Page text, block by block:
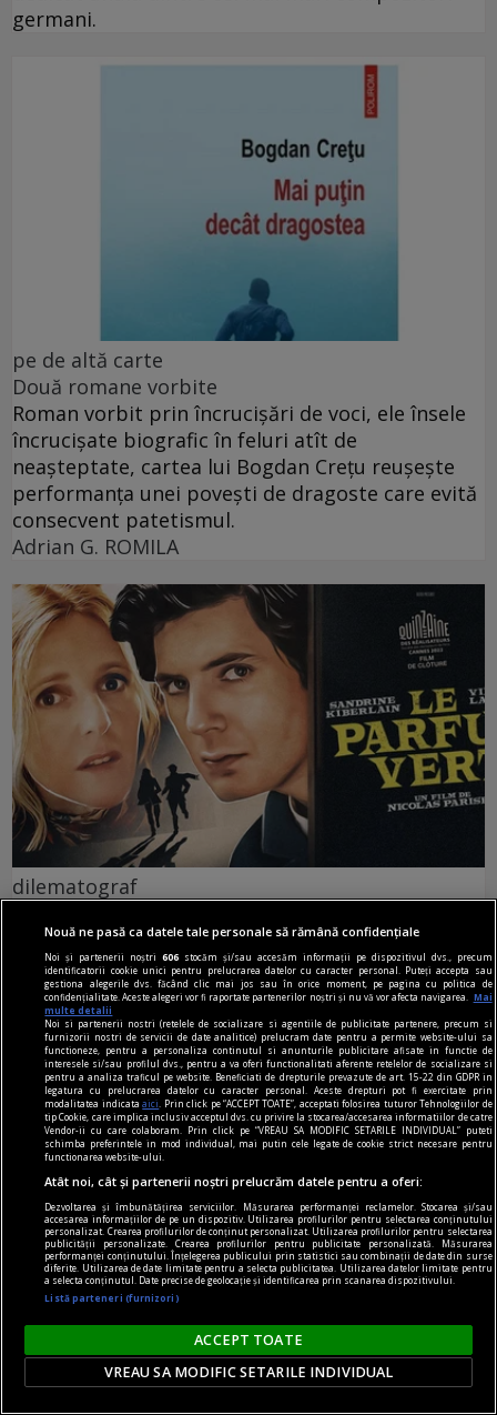
germani.
pe de altă carte
Două romane vorbite
Roman vorbit prin încrucișări de voci, ele însele
încrucișate biografic în feluri atît de
neașteptate, cartea lui Bogdan Crețu reușește
performanța unei povești de dragoste care evită
consecvent patetismul.
Adrian G. ROMILA
dilematograf
Pariser nu e naiv: Europa nu mai e aceeași.
Victor MOROZOV
Parteneri
Fost șef de la Investigații Criminale, dispărut fără
Nouă ne pasă ca datele tale personale să rămână confidențiale
Noi și partenerii noștri606 stocăm și/sau accesăm informații pe dispozitivul dvs., precum
identificatorii cookie unici pentru prelucrarea datelor cu caracter personal. Puteți accepta sau
gestiona alegerile dvs. făcând clic mai jos sau în orice moment, pe pagina cu politica de
confidențialitate. Aceste alegeri vor fi raportate partenerilor noștri și nu vă vor afecta navigarea.
Mai
multe detalii
Noi si partenerii nostri (retelele de socializare si agentiile de publicitate partenere, precum si
furnizorii nostri de servicii de date analitice) prelucram date pentru a permite website-ului sa
functioneze, pentru a personaliza continutul si anunturile publicitare afisate in functie de
interesele si/sau profilul dvs., pentru a va oferi functionalitati aferente retelelor de socializare si
pentru a analiza traficul pe website. Beneficiati de drepturile prevazute de art. 15-22 din GDPR in
legatura cu prelucrarea datelor cu caracter personal. Aceste drepturi pot fi exercitate prin
modalitatea indicataaici
. Prin click pe “ACCEPT TOATE”, acceptati folosirea tuturor Tehnologiilor de
tip Cookie, care implica inclusiv acceptul dvs. cu privire la stocarea/accesarea informatiilor de catre
Vendor-ii cu care colaboram. Prin click pe “VREAU SA MODIFIC SETARILE INDIVIDUAL” puteti
schimba preferintele in mod individual, mai putin cele legate de cookie strict necesare pentru
functionarea website-ului.
Atât noi, cât și partenerii noștri prelucrăm datele pentru a oferi:
Dezvoltarea și îmbunătățirea serviciilor. Măsurarea performanței reclamelor. Stocarea și/sau
accesarea informațiilor de pe un dispozitiv. Utilizarea profilurilor pentru selectarea conținutului
personalizat. Crearea profilurilor de conținut personalizat. Utilizarea profilurilor pentru selectarea
publicității personalizate. Crearea profilurilor pentru publicitate personalizată. Măsurarea
performanței conținutului. Înțelegerea publicului prin statistici sau combinații de date din surse
diferite. Utilizarea de date limitate pentru a selecta publicitatea. Utilizarea datelor limitate pentru
a selecta conținutul. Date precise de geolocație și identificarea prin scanarea dispozitivului.
Listă parteneri (furnizori)
ACCEPT TOATE
VREAU SA MODIFIC SETARILE INDIVIDUAL